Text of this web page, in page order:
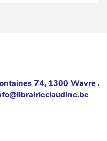
74, 1300 Wavre .